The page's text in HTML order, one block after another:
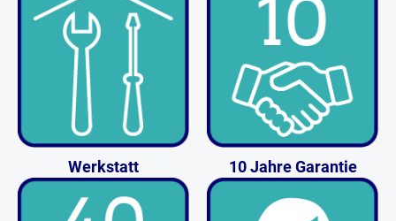
Werkstatt 10 Jahre Garantie